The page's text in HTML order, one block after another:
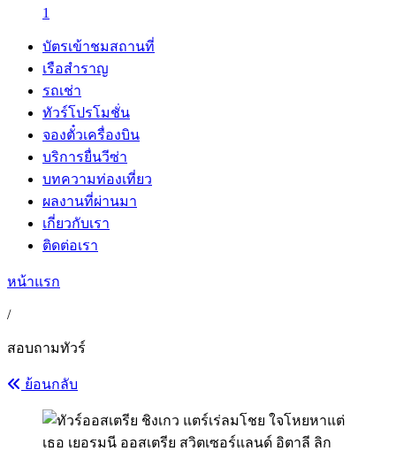
1
บัตรเข้าชมสถานที่
เรือสำราญ
รถเช่า
ทัวร์โปรโมชั่น
จองตั๋วเครื่องบิน
บริการยื่นวีซ่า
บทความท่องเที่ยว
ผลงานที่ผ่านมา
เกี่ยวกับเรา
ติดต่อเรา
หน้าแรก
/
สอบถามทัวร์
ย้อนกลับ